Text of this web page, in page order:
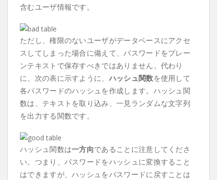
含むユーザ情報です。
ただし、権限のないユーザがデータベースにアクセ
スしてしまった場合に備えて、パスワードをプレー
ンテキストで保存すべきではありません。代わり
に、次の表に示すように、ハッシュ関数を使用して
各パスワードのハッシュを作成します。ハッシュ関
数は、テキストを取り込み、一見ランダムな文字列
を出力する関数です。
ハッシュ関数は一方向であることに注意してくださ
い。つまり、パスワードをハッシュに変換すること
はできますが、ハッシュをパスワードに戻すことは